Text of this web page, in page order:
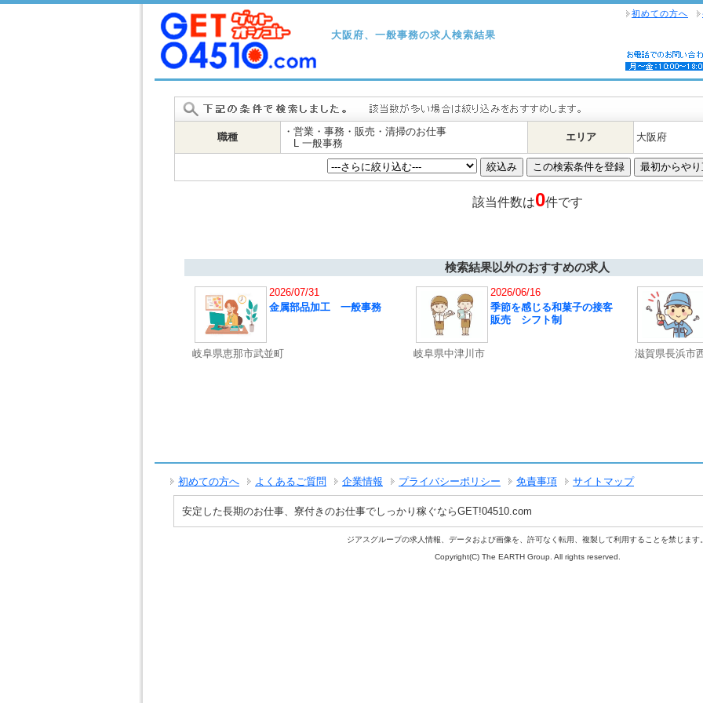
大阪府、一般事務の求人検索結果
初めての方へ
職種
・営業・事務・販売・清掃のお仕事
L 一般事務
エリア 大阪府
該当件数は0件です
検索結果以外のおすすめの求人
2026/07/31
金属部品加工 一般事務
岐阜県恵那市武並町
2026/06/16
季節を感じる和菓子の接客
販売 シフト制
岐阜県中津川市 滋賀県長浜市
初めての方へ よくあるご質問 企業情報 プライバシーポリシー 免責事項 サイトマップ
安定した長期のお仕事、寮付きのお仕事でしっかり稼ぐならGET!04510.com
ジアスグループの求人情報、データおよび画像を、許可なく転用、複製して利用することを禁じます。
Copyright(C) The EARTH Group. All rights reserved.